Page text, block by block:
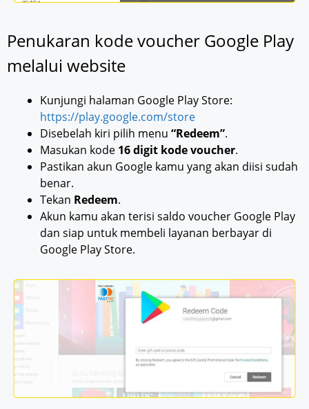
Penukaran kode voucher Google Play
melalui website
Kunjungi halaman Google Play Store:
https://play.google.com/store
Disebelah kiri pilih menu “Redeem”.
Masukan kode 16 digit kode voucher.
Pastikan akun Google kamu yang akan diisi sudah
benar.
Tekan Redeem.
Akun kamu akan terisi saldo voucher Google Play
dan siap untuk membeli layanan berbayar di
Google Play Store.